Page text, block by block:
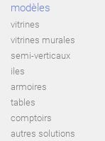
modèles
vitrines
vitrines murales
semi-verticaux
iles
armoires
tables
comptoirs
autres solutions